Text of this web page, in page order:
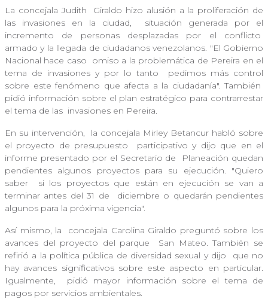
La concejala Judith
Giraldo hizo alusión a la proliferación de
las invasiones en la ciudad,
situación generada por el
incremento de personas desplazadas por el conflicto
armado y la llegada de ciudadanos venezolanos. "El Gobierno
Nacional hace caso
omiso a la problemática de Pereira en el
tema de invasiones y por lo tanto
pedimos más control
sobre este fenómeno que afecta a la ciudadanía". También
pidió información sobre el plan estratégico para contrarrestar
el tema de las invasiones en Pereira.
En su intervención,
la concejala Mirley Betancur habló sobre
el proyecto de presupuesto
participativo y dijo que en el
informe presentado por el Secretario de
Planeación quedan
pendientes algunos proyectos para su ejecución. "Quiero
saber
si los proyectos que están en ejecución se van a
terminar antes del 31 de
diciembre o quedarán pendientes
algunos para la próxima vigencia".
Así mismo, la
concejala Carolina Giraldo preguntó sobre los
avances del proyecto del parque
San Mateo. También se
refirió a la política pública de diversidad sexual y dijo
que no
hay avances significativos sobre este aspecto en particular.
Igualmente,
pidió mayor información sobre el tema de
pagos por servicios ambientales.